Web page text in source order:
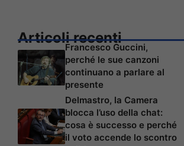
Articoli recenti
Francesco Guccini,
perché le sue canzoni
continuano a parlare al
presente
Delmastro, la Camera
blocca l’uso della chat:
cosa è successo e perché
il voto accende lo scontro